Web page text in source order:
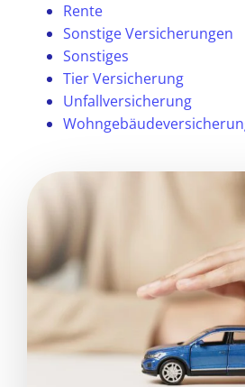
Rente
Sonstige Versicherungen
Sonstiges
Tier Versicherung
Unfallversicherung